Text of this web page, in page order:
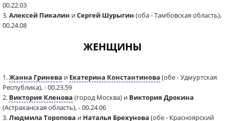
00.22.03
3.Алексей Пикалин иСергей Шурыгин (оба - Тамбовская область),
00.24.08
ЖЕНЩИНЫ
1.Жанна Гринева и Екатерина Константинова (обе - Удмуртская
Республика), - 00.23.59
2. Виктория Кленова (город Москва) и Виктория Дрокина
(Астраханская область), - 00.24.06
3.Людмила Торопова и Наталья Брехунова (обе - Красноярский